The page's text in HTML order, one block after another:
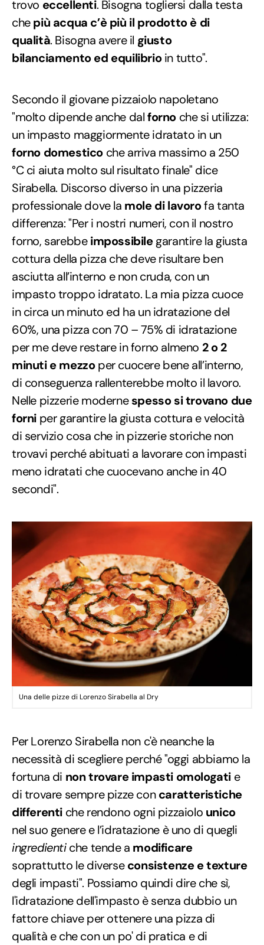
trovo eccellenti. Bisogna togliersi dalla testa
chepiù acqua c’è più il prodotto è di
qualità. Bisogna avere il giusto
bilanciamento ed equilibrioin tutto".
Secondo il giovane pizzaiolo napoletano
"molto dipende anche dalforno che si utilizza:
un impasto maggiormente idratato in un
forno domestico che arriva massimo a 250
°C ci aiuta molto sul risultato finale" dice
Sirabella. Discorso diverso in una pizzeria
professionale dove la mole di lavorofa tanta
differenza: "Per i nostri numeri, con il nostro
forno, sarebbeimpossibilegarantire la giusta
cottura della pizza che deve risultare ben
asciutta all’interno e non cruda, con un
impasto troppo idratato. La mia pizza cuoce
in circa un minuto ed ha un idratazione del
60%, una pizza con 70 – 75% di idratazione
per me deve restare in forno almeno 2 o 2
minuti e mezzoper cuocere bene all’interno,
di conseguenza rallenterebbe molto il lavoro.
Nelle pizzerie modernespesso si trovano due
forni per garantire la giusta cottura e velocità
di servizio cosa che in pizzerie storiche non
trovavi perché abituati a lavorare con impasti
meno idratati che cuocevano anche in 40
secondi".
Una delle pizze di Lorenzo Sirabella al Dry
Per Lorenzo Sirabella non c'è neanche la
necessità di scegliere perché "oggi abbiamo la
fortuna di non trovare impasti omologati e
di trovare sempre pizze concaratteristiche
differenti che rendono ogni pizzaiolo unico
nel suo genere e l’idratazione è uno di quegli
ingredientiche tende a modificare
soprattutto le diverseconsistenze e texture
degli impasti". Possiamo quindi dire che sì,
l'idratazione dell'impasto è senza dubbio un
fattore chiave per ottenere una pizza di
qualità e che con un po' di pratica e di